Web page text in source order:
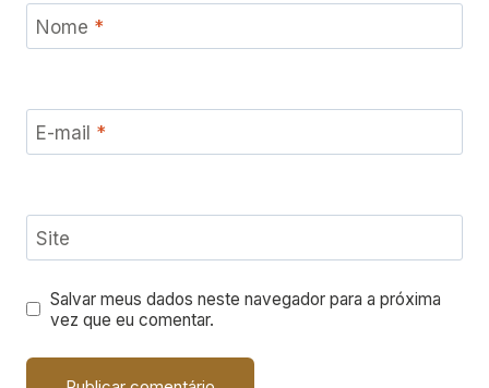
Nome *
E-mail *
Site
Salvar meus dados neste navegador para a próxima
vez que eu comentar.